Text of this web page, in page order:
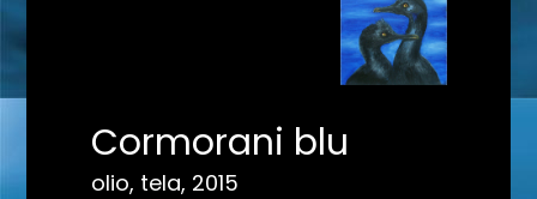
Cormorani blu
olio, tela, 2015